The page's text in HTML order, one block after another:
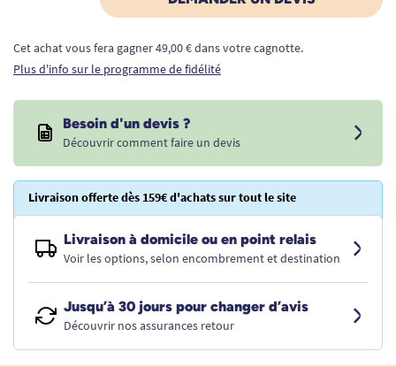
Cet achat vous fera gagner 49,00 € dans votre cagnotte.
Plus d'info sur le programme de fidélité
Besoin d'un devis ?
Découvrir comment faire un devis
Livraison offerte dès 159€ d'achats sur tout le site
Livraison à domicile ou en point relais
Voir les options, selon encombrement et destination
Jusqu’à 30 jours pour changer d’avis
Découvrir nos assurances retour